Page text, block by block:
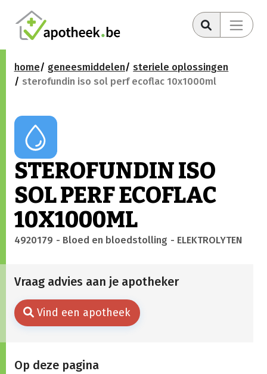
home geneesmiddelen
steriele oplossingen
sterofundin iso sol perf ecoflac 10x1000ml
STEROFUNDIN ISO
SOL PERF ECOFLAC
10X1000ML
4920179 - Bloed en bloedstolling - ELEKTROLYTEN
Vraag advies aan je apotheker
Vind een apotheek
Op deze pagina